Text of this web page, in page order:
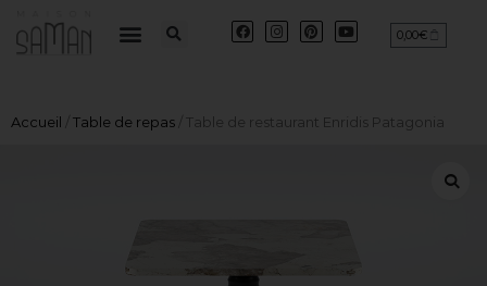
0,00€
Accueil Table de repas / Table de restaurant Enridis Patagonia